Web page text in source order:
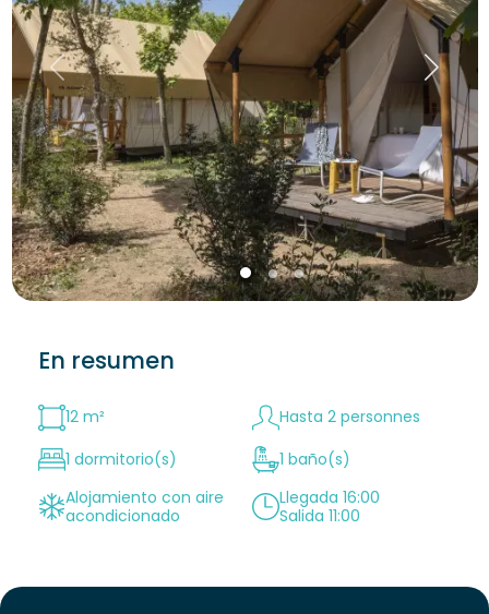
En resumen
12 m²
Hasta 2 personnes
1 dormitorio(s)
1 baño(s)
Alojamiento con aire
acondicionado
Llegada 16:00
Salida 11:00